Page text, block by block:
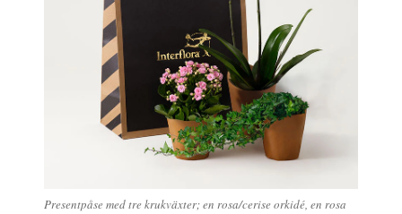
Presentpåse med tre krukväxter; en rosa/cerise orkidé, en rosa